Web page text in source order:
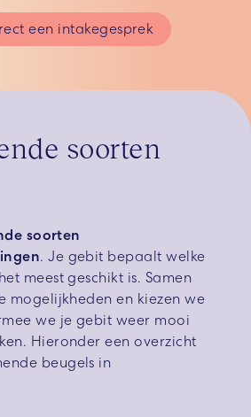
een intakegesprek
soorten
soorten
. Je gebit bepaalt welke
meest geschikt is. Samen
mogelijkheden en kiezen we
we je gebit weer mooi
Hieronder een overzicht
beugels in